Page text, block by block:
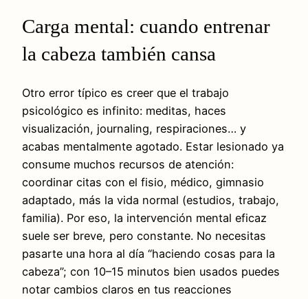
Carga mental: cuando entrenar
la cabeza también cansa
Otro error típico es creer que el trabajo
psicológico es infinito: meditas, haces
visualización, journaling, respiraciones… y
acabas mentalmente agotado. Estar lesionado ya
consume muchos recursos de atención:
coordinar citas con el fisio, médico, gimnasio
adaptado, más la vida normal (estudios, trabajo,
familia). Por eso, la intervención mental eficaz
suele ser breve, pero constante. No necesitas
pasarte una hora al día “haciendo cosas para la
cabeza”; con 10–15 minutos bien usados puedes
notar cambios claros en tus reacciones